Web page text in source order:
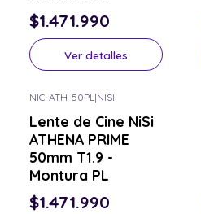
$1.471.990
Ver detalles
NIC-ATH-50PL|NISI
Lente de Cine NiSi
ATHENA PRIME
50mm T1.9 -
Montura PL
$1.471.990